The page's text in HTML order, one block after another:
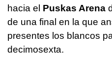
hacia el Puskas Arena
de una final en la que
presentes los blancos
decimosexta.